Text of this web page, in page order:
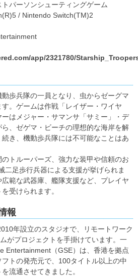
パーソンシューティングゲーム
/ Nintendo Switch(TM)2
app/2321780/
歩兵隊の一員となり、虫からゼーグマ
。ゲームは作戦「レイザー・ワイヤ
はメジャー・サマンサ「サミー」・デ
、ゼゲマ・ビーチの理想的な海岸を解
き、機動歩兵隊には不可能なことはあ
トルーパーズ、強力な装甲や信頼のお
二足歩行兵器による支援が挙げられま
範な武器庫、艦隊支援など、プレイヤ
受けられます。
報
年設立のスタジオで、リモートワーク
がプロジェクトを手掛けています。一
Entertainment（GSE）は、香港を拠点
トの発売元で、100タイトル以上の中
流通させてきました。